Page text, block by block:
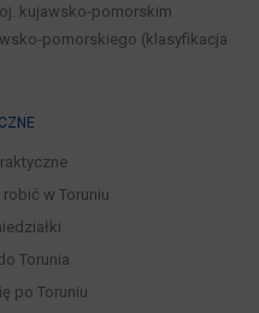
kujawsko-pomorskim
pomorskiego (klasyfikacja
w Toruniu
Torunia
po Toruniu